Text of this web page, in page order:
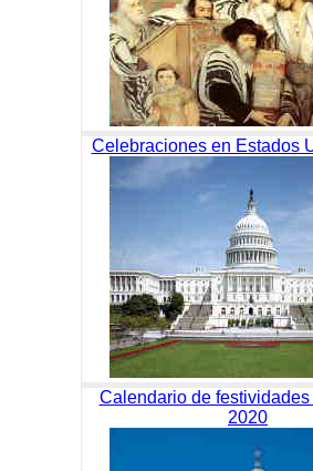
Celebraciones en Estados
Calendario de
2020